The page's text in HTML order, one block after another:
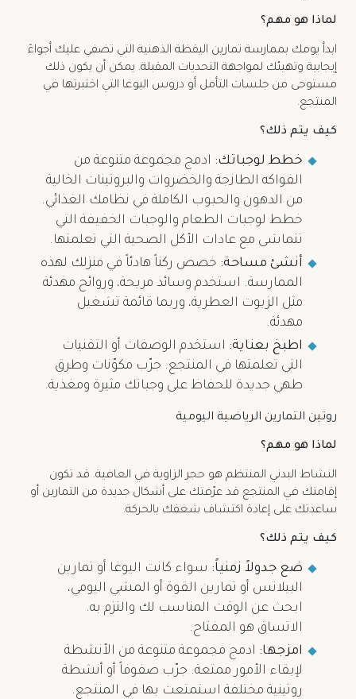
لماذا هو مهم؟
ابدأ يومك بممارسة تمارين اليقظة الذهنية التي تضفي عليك أجواءً
إيجابية وتهيئك لمواجهة التحديات المقبلة. يمكن أن يكون ذلك
مستوحى من جلسات التأمل أو دروس اليوغا التي اختبرتها في
المنتجع.
كيف يتم ذلك؟
خطط لوجباتك: ادمج مجموعة متنوعة من
الفواكه الطازجة والخضروات والبروتينات الخالية
من الدهون والحبوب الكاملة في نظامك الغذائي.
خطط لوجبات الطعام والوجبات الخفيفة التي
تتماشى مع عادات الأكل الصحية التي تعلمتها.
أنشئ مساحة: خصص ركناً هادئاً في منزلك لهذه
الممارسة. استخدم وسائد مريحة، وروائح مهدئة
مثل الزيوت العطرية، وربما قائمة تشغيل
مهدئة.
اطبخ بعناية: استخدم الوصفات أو التقنيات
التي تعلمتها في المنتجع. جرّب مكوّنات وطرق
طهي جديدة للحفاظ على وجباتك مثيرة ومغذية.
روتين التمارين الرياضية اليومية
لماذا هو مهم؟
النشاط البدني المنتظم هو حجر الزاوية في العافية. قد تكون
إقامتك في المنتجع قد عرّفتك على أشكال جديدة من التمارين أو
ساعدتك على إعادة اكتشاف شغفك بالحركة.
كيف يتم ذلك؟
ضع جدولاً زمنياً: سواء كانت اليوغا أو تمارين
البيلاتس أو تمارين القوة أو المشي اليومي،
ابحث عن الوقت المناسب لك والتزم به.
الاتساق هو المفتاح.
امزجها: ادمج مجموعة متنوعة من الأنشطة
لإبقاء الأمور ممتعة. جرّب صفوفاً أو أنشطة
روتينية مختلفة استمتعت بها في المنتجع.